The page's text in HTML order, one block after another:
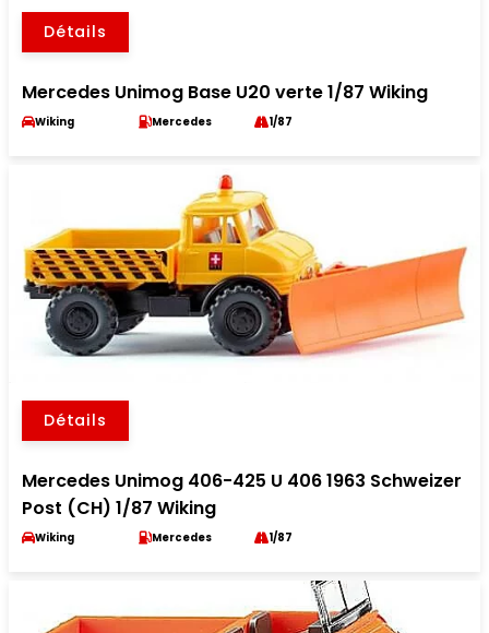
Détails
Mercedes Unimog Base U20 verte 1/87 Wiking
Wiking Mercedes 1/87
Détails
Mercedes Unimog 406-425 U 406 1963 Schweizer
Post (CH) 1/87 Wiking
Wiking Mercedes 1/87